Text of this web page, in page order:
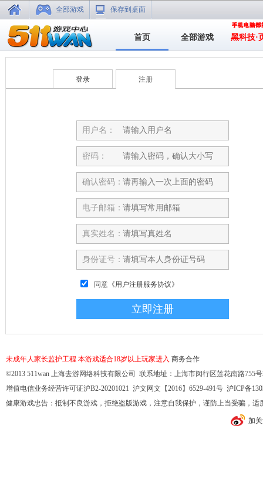
全部游戏 保存到桌面
首页 全部游戏 黑科技·
登录 注册
用户名：
密码：
确认密码：
电子邮箱：
真实姓名：
身份证号：
同意 《用户注册服务协议》
未成年人家长监护工程 本游戏适合18岁以上玩家进入 商务合作
©2013 511wan 上海去游网络科技有限公司 联系地址：上海市闵行区莲花南路755
增值电信业务经营许可证沪B2-20201021 沪文网文【2016】6529-491号 沪ICP备
健康游戏忠告：抵制不良游戏，拒绝盗版游戏，注意自我保护，谨防上当受骗，
加